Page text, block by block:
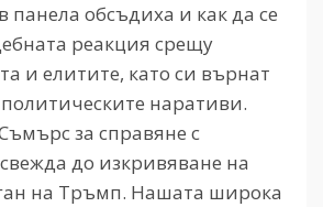
панела обсъдиха и как да се
реакция срещу
и елитите, като си върнат
наративи.
за справяне с
до изкривяване на
на Тръмп. Нашата широка